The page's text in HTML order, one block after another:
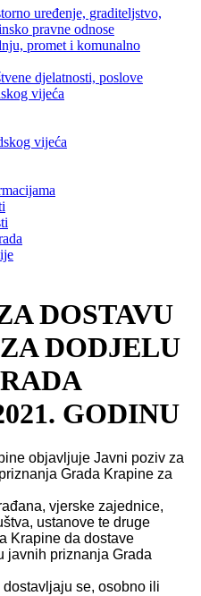
uređenje, graditeljstvo,
pravne odnose
promet i komunalno
djelatnosti, poslove
vijeća
vijeća
DOSTAVU
DODJELU
GODINU
objavljuje Javni poziv za
Grada Krapine za
vjerske zajednice,
ustanove te druge
Krapine da dostave
javnih priznanja Grada
se, osobno ili